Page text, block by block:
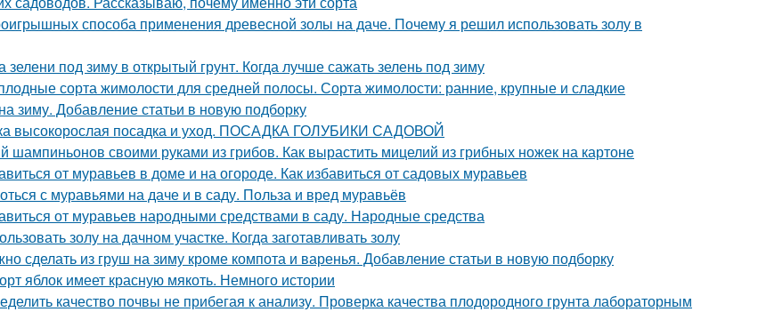
способа применения древесной золы на даче. Почему я решил использовать золу в
зелени под зиму в открытый грунт. Когда лучше сажать зелень под зиму
сорта жимолости для средней полосы. Сорта жимолости: ранние, крупные и сладкие
зиму. Добавление статьи в новую подборку
высокорослая посадка и уход. ПОСАДКА ГОЛУБИКИ САДОВОЙ
шампиньонов своими руками из грибов. Как вырастить мицелий из грибных ножек на картоне
от муравьев в доме и на огороде. Как избавиться от садовых муравьев
с муравьями на даче и в саду. Польза и вред муравьёв
от муравьев народными средствами в саду. Народные средства
золу на дачном участке. Когда заготавливать золу
сделать из груш на зиму кроме компота и варенья. Добавление статьи в новую подборку
яблок имеет красную мякоть. Немного истории
качество почвы не прибегая к анализу. Проверка качества плодородного грунта лабораторным